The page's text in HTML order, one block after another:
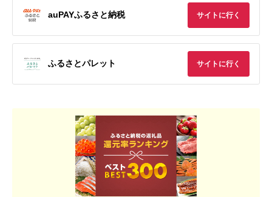
auPAYふるさと納税 サイトに行く
ふるさとパレット サイトに行く